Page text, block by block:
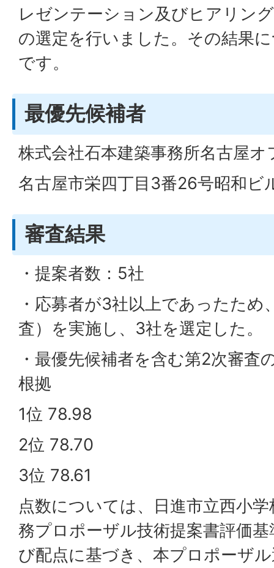
レゼンテーション及びヒアリン
の選定を行いました。その結果
です。
最優先候補者
株式会社石本建築事務所名古屋オ
名古屋市栄四丁目3番26号昭和ビ
審査結果
・提案者数：5社
・応募者が3社以上であったため
査）を実施し、3社を選定した。
・最優先候補者を含む第2次審査
根拠
1位 78.98
2位 78.70
3位 78.61
点数については、日進市立西小
務プロポーザル技術提案書評価
び配点に基づき、本プロポーザ